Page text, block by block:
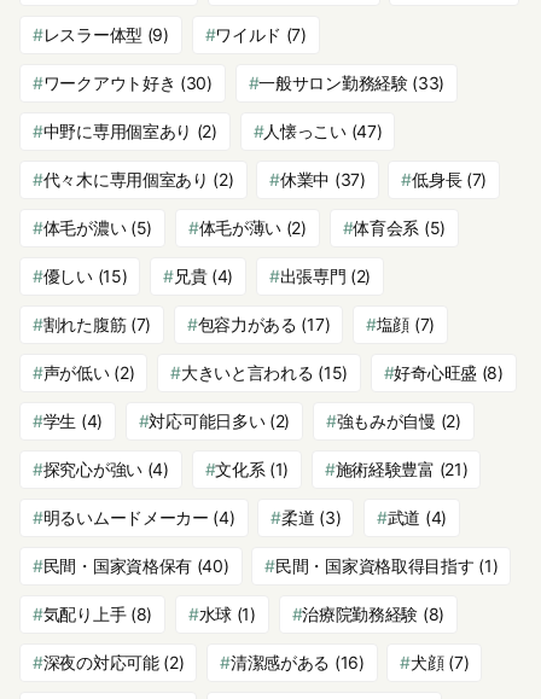
レスラー体型 (9) ワイルド (7)
ワークアウト好き (30) 一般サロン勤務経験(33)
中野に専用個室あり (2) 人懐っこい(47)
代々木に専用個室あり (2) 休業中 (37) 低身長(7)
体毛が濃い(5) 体毛が薄い (2) 体育会系 (5)
優しい(15) 兄貴(4) 出張専門 (2)
割れた腹筋(7) 包容力がある (17) 塩顔 (7)
声が低い(2) 大きいと言われる (15) 好奇心旺盛 (8)
学生 (4) 対応可能日多い(2) 強もみが自慢 (2)
探究心が強い(4) 文化系 (1) 施術経験豊富 (21)
明るいムードメーカー (4) 柔道 (3) 武道 (4)
民間・国家資格保有 (40) 民間・国家資格取得目指す (1)
気配り上手(8) 水球(1) 治療院勤務経験 (8)
深夜の対応可能(2) 清潔感がある (16) 犬顔(7)